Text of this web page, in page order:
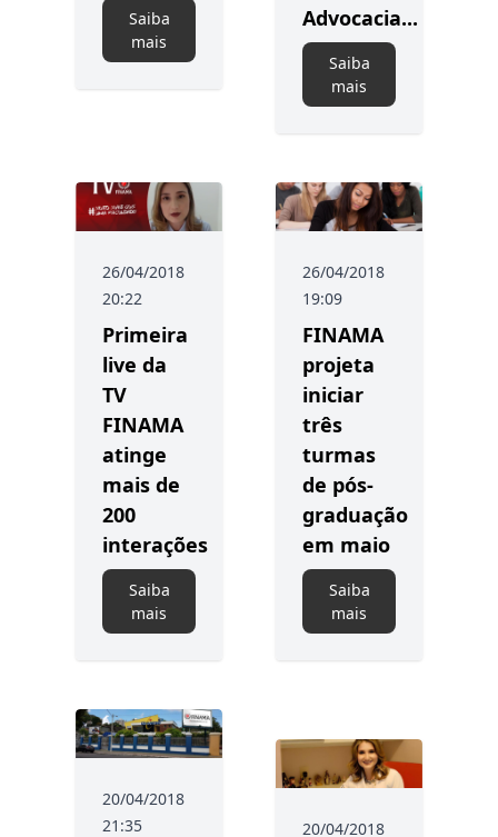
Saiba
mais
Advocacia...
Saiba
mais
26/04/2018
20:22
Primeira
live da
TV
FINAMA
atinge
mais de
200
interações
Saiba
mais
26/04/2018
19:09
FINAMA
projeta
iniciar
três
turmas
de pós-
graduação
em maio
Saiba
mais
20/04/2018
21:35
20/04/2018